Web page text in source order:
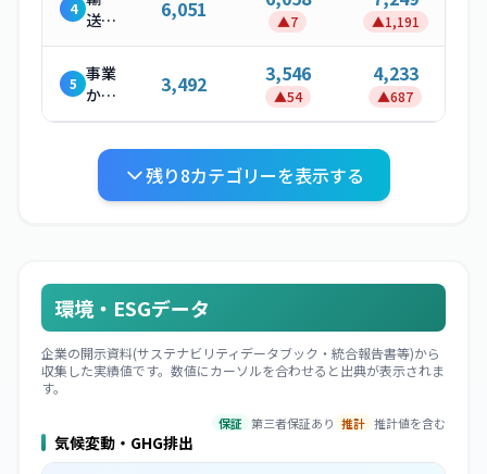
ー関
連活
動
4
送・
配送
（上
流）
6,051 ▲7 ▲1,191
5 事業
から
発生
廃棄
3,492 3,546
▲54
4,233
▲687
残り8カテゴリーを表示する
環境・ESGデータ
企業の開示資料(サステナビリティデータブック・統合報告書等)から
収集した実績値です。数値にカーソルを合わせると出典が表示されま
す。
保証 第三者保証あり 推計 推計値を含む
気候変動・GHG排出